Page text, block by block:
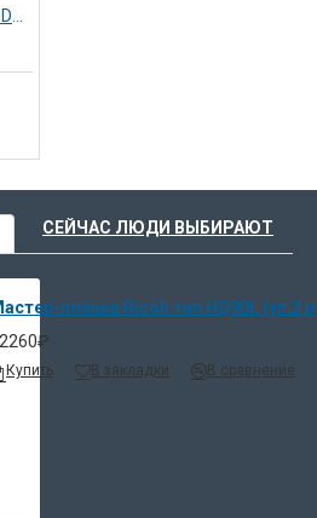
СЕЙЧАС ЛЮДИ ВЫБИРАЮТ
плёнка Ricoh тип HQ90L (уп.2
Купить В закладки В сравнение